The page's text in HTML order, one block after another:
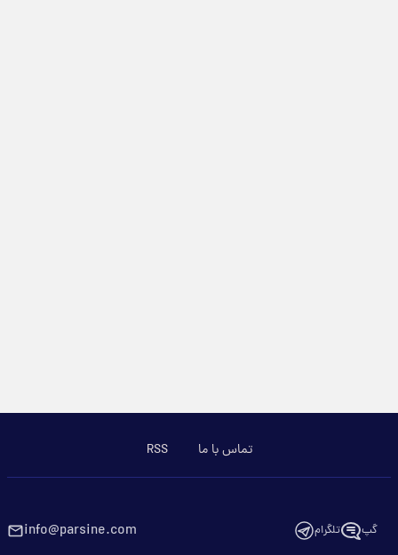
تماس با ما RSS
گپ تلگرام info@parsine.com